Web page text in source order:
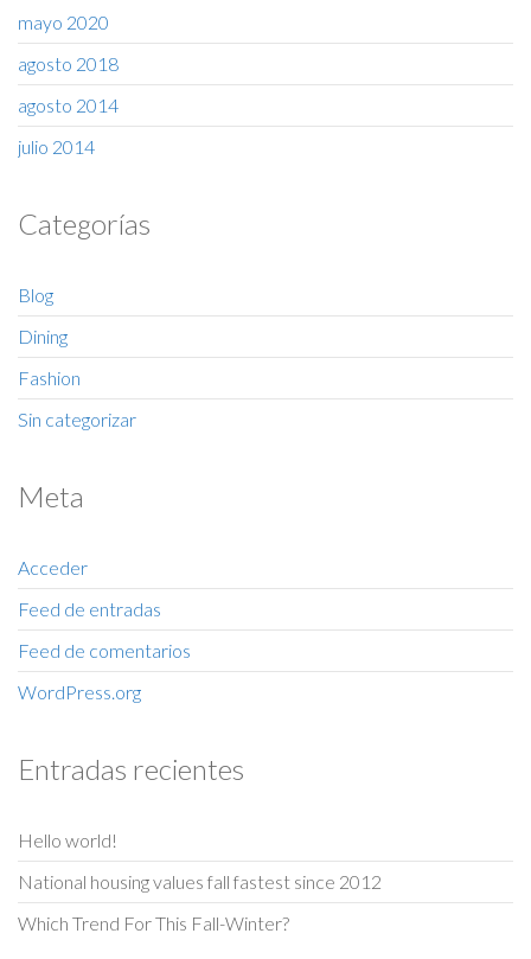
mayo 2020
agosto 2018
agosto 2014
julio 2014
Categorías
Blog
Dining
Fashion
Sin categorizar
Meta
Acceder
Feed de entradas
Feed de comentarios
WordPress.org
Entradas recientes
Hello world!
National housing values fall fastest since 2012
Which Trend For This Fall-Winter?